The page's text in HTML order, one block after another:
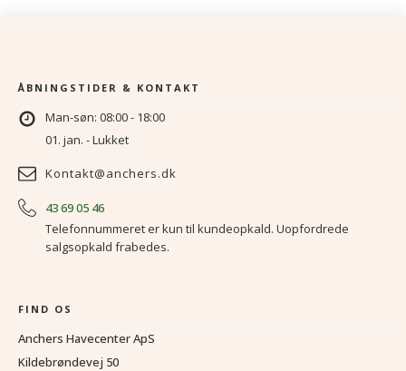
ÅBNINGSTIDER & KONTAKT
Man-søn: 08:00 - 18:00
01. jan. - Lukket
Kontakt@anchers.dk
43 69 05 46
Telefonnummeret er kun til kundeopkald. Uopfordrede
salgsopkald frabedes.
FIND OS
Anchers Havecenter ApS
Kildebrøndevej 50